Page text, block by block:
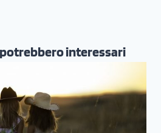
interessari